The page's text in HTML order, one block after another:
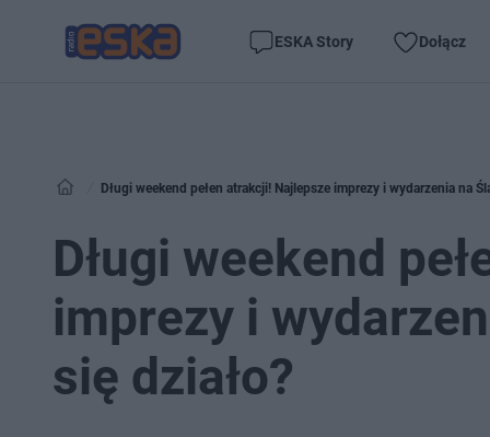
ESKA Story Dołącz
Długi weekend pełen atrakcji! Najlepsze imprezy i wydarzenia na
Długi weekend
imprezy i
się działo?